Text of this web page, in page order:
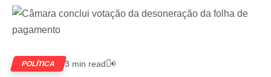
POLÍTICA 3 min read 0